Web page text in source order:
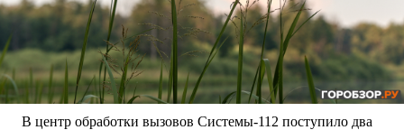
В центр обработки вызовов Системы-112 поступило два